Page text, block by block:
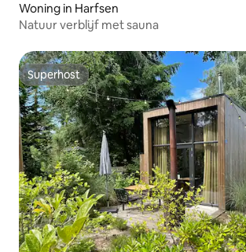
Woning in Harfsen
Natuur verblijf met sauna
Superhost
Superhost